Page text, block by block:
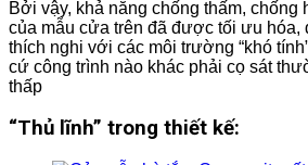
Bởi vậy, khả năng chống thấm, chống
của mẫu cửa trên đã được tối ưu hóa,
thích nghi với các môi trường “khó
cứ công trình nào khác phải cọ sát
thấp
“Thủ lĩnh” trong thiết kế: